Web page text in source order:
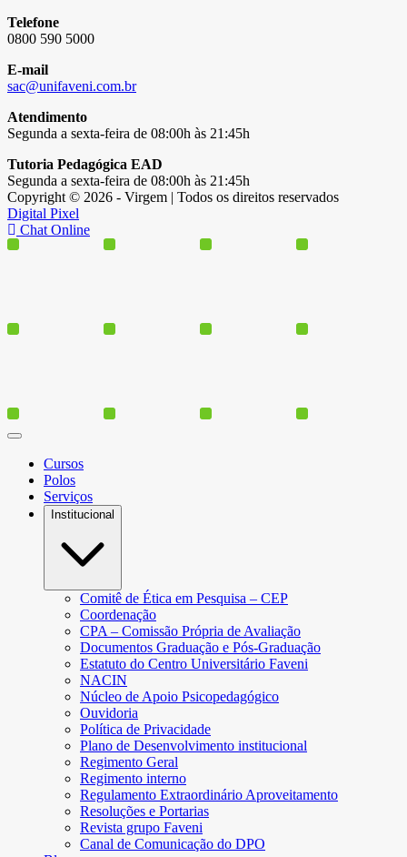
Telefone
0800 590 5000
E-mail
sac@unifaveni.com.br
Atendimento
Segunda a sexta-feira de 08:00h às 21:45h
Tutoria Pedagógica EAD
Segunda a sexta-feira de 08:00h às 21:45h
Copyright © 2026 - Virgem | Todos os direitos reservados
Digital Pixel
Chat Online
Cursos
Polos
Serviços
Institucional
Comitê de Ética em Pesquisa – CEP
Coordenação
CPA – Comissão Própria de Avaliação
Documentos Graduação e Pós-Graduação
Estatuto do Centro Universitário Faveni
NACIN
Núcleo de Apoio Psicopedagógico
Ouvidoria
Política de Privacidade
Plano de Desenvolvimento institucional
Regimento Geral
Regimento interno
Regulamento Extraordinário Aproveitamento
Resoluções e Portarias
Revista grupo Faveni
Canal de Comunicação do DPO